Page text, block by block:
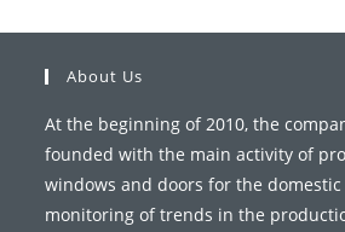
About Us
At the beginning of 2010, the
founded with the main activity of
windows and doors for the
monitoring of trends in the